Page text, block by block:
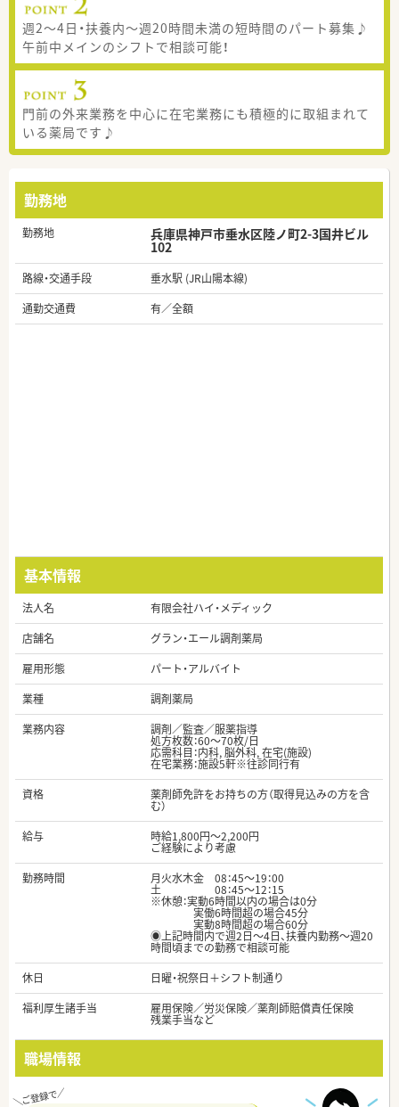
週2～4日・扶養内～週20時間未満の短時間のパート募集♪
午前中メインのシフトで相談可能！
門前の外来業務を中心に在宅業務にも積極的に取組まれて
いる薬局です♪
勤務地
勤務地 兵庫県神戸市垂水区陸ノ町2-3国井ビル
102
路線・交通手段
垂水駅 (JR山陽本線)
通勤交通費
有／全額
基本情報
法人名
有限会社ハイ・メディック
店舗名
グラン・エール調剤薬局
雇用形態
パート・アルバイト
業種
調剤薬局
業務内容
調剤／監査／服薬指導
処方枚数：60～70枚/日
応需科目：内科, 脳外科, 在宅(施設)
在宅業務：施設5軒※往診同行有
資格
薬剤師免許をお持ちの方（取得見込みの方を含
む）
給与
時給1,800円～2,200円
ご経験により考慮
勤務時間
月火水木金 08：45～19：00
土 08：45～12：15
※休憩：実動6時間以内の場合は0分
実働6時間超の場合45分
実動8時間超の場合60分
◉上記時間内で週2日～4日、扶養内勤務～週20
時間頃までの勤務で相談可能
休日
日曜・祝祭日＋シフト制通り
福利厚生諸手当
雇用保険／労災保険／薬剤師賠償責任保険
残業手当など
職場情報